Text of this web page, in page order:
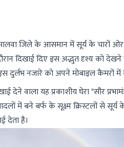
जिले के आसमान में सूर्य के चारों
दिखाई दिए इस अद्भुत दृश्य को
दुर्लभ नजारे को अपने मोबाइल कैमरों में
देने वाला यह प्रकाशीय घेरा "सौर
में बने बर्फ के सूक्ष्म क्रिस्टलों से
देता है।